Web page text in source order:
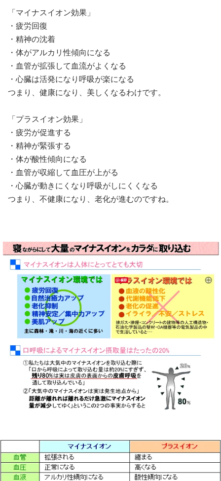
「マイナスイオン効果」
・疲労回復
・精神の沈着
・体がアルカリ性傾向になる
・血管が拡張して血流がよくなる
・心臓は活発になり呼吸が楽になる
つまり、健康になり、美しくなるわけです。
「プラスイオン効果」
・疲労が促進する
・精神が緊張する
・体が酸性傾向になる
・血管が収縮して血圧が上がる
・心臓が動きにくなり呼吸がしにくくなる
つまり、不健康になり、老化が進むのですね。